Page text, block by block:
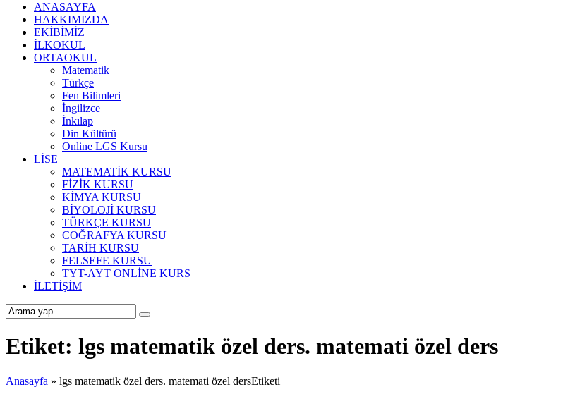
ANASAYFA
HAKKIMIZDA
EKİBİMİZ
İLKOKUL
ORTAOKUL
Matematik
Türkçe
Fen Bilimleri
İngilizce
İnkılap
Din Kültürü
Online LGS Kursu
LİSE
MATEMATİK KURSU
FİZİK KURSU
KİMYA KURSU
BİYOLOJİ KURSU
TÜRKÇE KURSU
COĞRAFYA KURSU
TARİH KURSU
FELSEFE KURSU
TYT-AYT ONLİNE KURS
İLETİŞİM
Etiket: lgs matematik özel ders. matemati özel ders
Anasayfa » lgs matematik özel ders. matemati özel dersEtiketi